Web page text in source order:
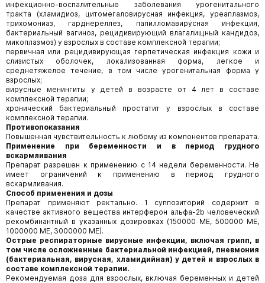
инфекционно-воспалительные заболевания урогенитального
тракта (хламидиоз, цитомегаловирусная инфекция, уреаплазмоз,
трихомониаз, гарднереллез, папилломавирусная инфекция,
бактериальный вагиноз, рецидивирующий влагалищный кандидоз,
микоплазмоз) у взрослых в составе комплексной терапии;
первичная или рецидивирующая герпетическая инфекция кожи и
слизистых оболочек, локализованная форма, легкое и
среднетяжелое течение, в том числе урогенитальная форма у
взрослых;
вирусные менингиты у детей в возрасте от 4 лет в составе
комплексной терапии;
хронический бактериальный простатит у взрослых в составе
комплексной терапии.
Противопоказания
Повышенная чувствительность к любому из компонентов препарата.
Применение при беременности и в период грудного
вскармливания
Препарат разрешен к применению с 14 недели беременности. Не
имеет ограничений к применению в период грудного
вскармливания.
Способ применения и дозы
Препарат применяют ректально. 1 суппозиторий содержит в
качестве активного вещества интерферон альфа-2b человеческий
рекомбинантный в указанных дозировках (150000 МЕ, 500000 МЕ,
1000000 МЕ, 3000000 МЕ).
Острые респираторные вирусные инфекции, включая грипп, в
том числе осложненные бактериальной инфекцией, пневмония
(бактериальная, вирусная, хламидийная) у детей и взрослых в
составе комплексной терапии.
Рекомендуемая доза для взрослых, включая беременных и детей